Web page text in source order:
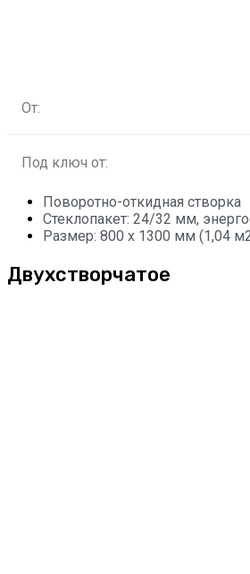
От:
Под ключ от:
Поворотно-откидная створка
Стеклопакет: 24/32 мм,
Размер: 800 х 1300 мм (1,04
Двухстворчатое